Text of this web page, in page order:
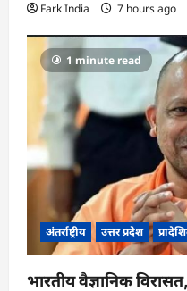
Fark India 7 hours ago
1 minute read
अंतर्राष्ट्रीय उत्तर प्रदेश
भारतीय वैज्ञानिक